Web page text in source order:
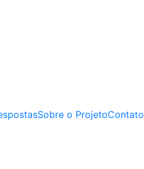
Sobre o ProjetoContato